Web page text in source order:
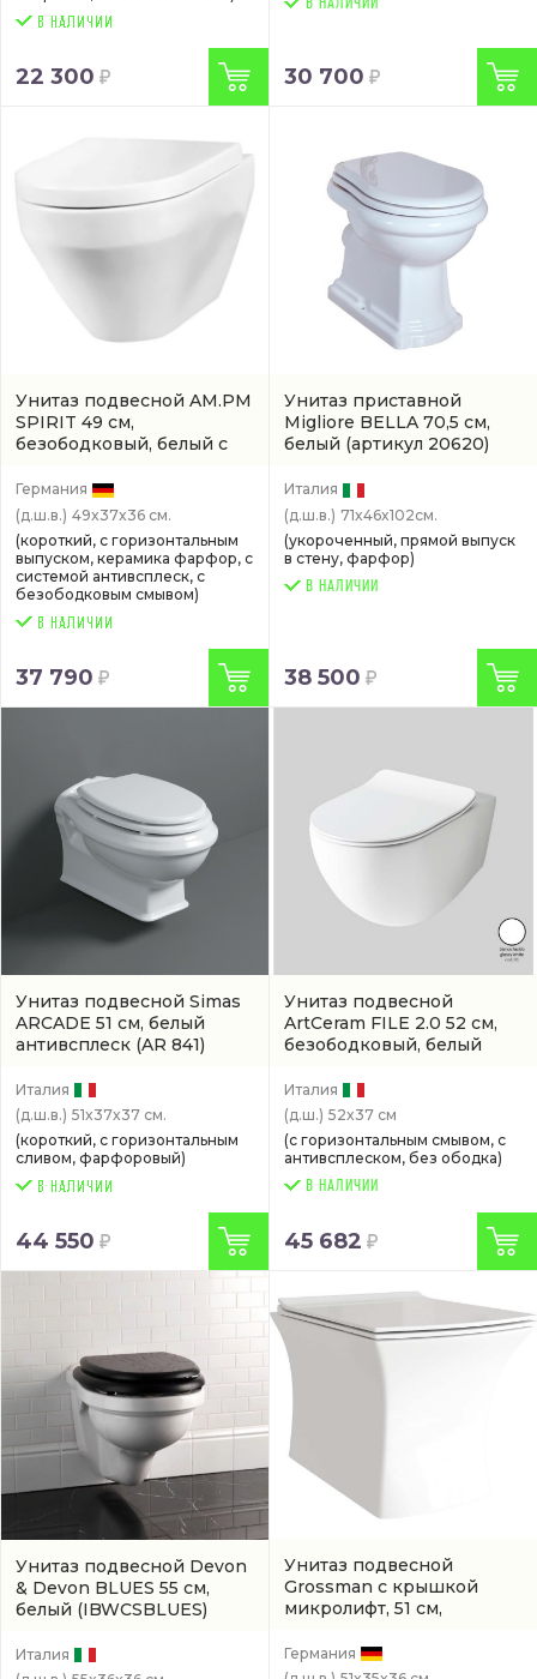
22 300
В НАЛИЧИИ
30 700
Унитаз подвесной AM.PM
SPIRIT 49 см,
безободковый, белый с
(C701700WH)
Германия
(д.ш.в.) 49x37x36 см.
(короткий, с горизонтальным
выпуском, керамика фарфор, с
системой антивсплеск, с
безободковым смывом)
37 790
Унитаз приставной
Migliore BELLA 70,5 см,
белый (артикул 20620)
Италия
(д.ш.в.) 71x46x102см.
(укороченный, прямой выпуск
в стену, фарфор)
В НАЛИЧИИ
38 500
Унитаз подвесной Simas
ARCADE 51 см, белый
антивсплеск (AR 841)
Италия
(д.ш.в.) 51x37x37 см.
(короткий, с горизонтальным
сливом, фарфоровый)
44 550
Унитаз подвесной
ArtCeram FILE 2.0 52 см,
безободковый, белый
00)
Италия
(д.ш.) 52x37 см
(с горизонтальным смывом, с
антивсплеском, без ободка)
В НАЛИЧИИ
45 682
Унитаз подвесной Devon
& Devon BLUES 55 см,
белый (IBWCSBLUES)
Италия
Унитаз подвесной
Grossman с крышкой
микролифт, 51 см,
антивсплеском
Германия